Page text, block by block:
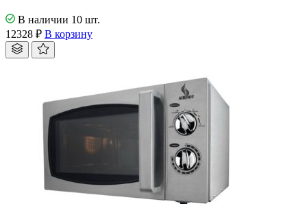
В наличии 10 шт.
12328 ₽ В корзину